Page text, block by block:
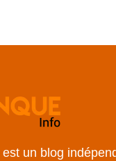
est un blog